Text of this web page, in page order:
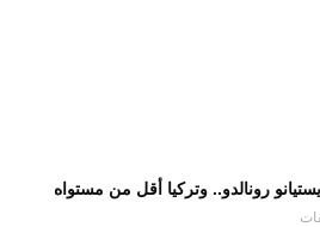
رونالدو.. وتركيا أقل من مستواه